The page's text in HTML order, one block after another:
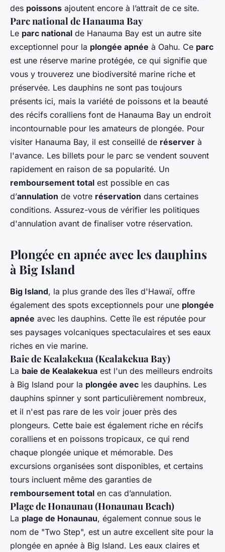
des poissons ajoutent encore à l’attrait de ce site.
Parc national de Hanauma Bay
Le parc national de Hanauma Bay est un autre site
exceptionnel pour la plongée apnée à Oahu. Ce parc
est une réserve marine protégée, ce qui signifie que
vous y trouverez une biodiversité marine riche et
préservée. Les dauphins ne sont pas toujours
présents ici, mais la variété de poissons et la beauté
des récifs coralliens font de Hanauma Bay un endroit
incontournable pour les amateurs de plongée. Pour
visiter Hanauma Bay, il est conseillé de réserver à
l'avance. Les billets pour le parc se vendent souvent
rapidement en raison de sa popularité. Un
remboursement total est possible en cas
d’annulation de votre réservation dans certaines
conditions. Assurez-vous de vérifier les politiques
d'annulation avant de finaliser votre réservation.
Plongée en apnée avec les dauphins
à Big Island
Big Island, la plus grande des îles d'Hawaï, offre
également des spots exceptionnels pour une plongée
apnée avec les dauphins. Cette île est réputée pour
ses paysages volcaniques spectaculaires et ses eaux
riches en vie marine.
Baie de Kealakekua (Kealakekua Bay)
La baie de Kealakekua est l'un des meilleurs endroits
à Big Island pour la plongée avec les dauphins. Les
dauphins spinner y sont particulièrement nombreux,
et il n'est pas rare de les voir jouer près des
plongeurs. Cette baie est également riche en récifs
coralliens et en poissons tropicaux, ce qui rend
chaque plongée unique et mémorable. Des
excursions organisées sont disponibles, et certains
tours incluent même des garanties de
remboursement total en cas d’annulation.
Plage de Honaunau (Honaunau Beach)
La plage de Honaunau, également connue sous le
nom de "Two Step", est un autre excellent site pour la
plongée en apnée à Big Island. Les eaux claires et